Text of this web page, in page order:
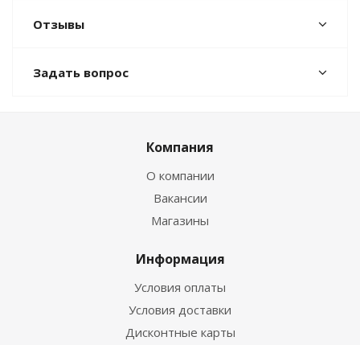
Отзывы
Задать вопрос
Компания
О компании
Вакансии
Магазины
Информация
Условия оплаты
Условия доставки
Дисконтные карты